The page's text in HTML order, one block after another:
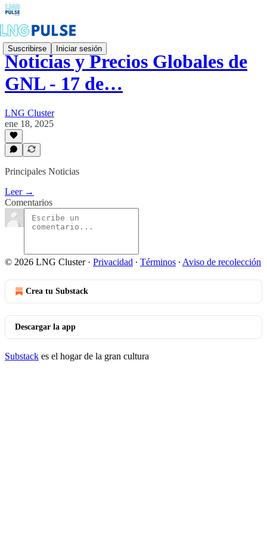
Suscribirse Iniciar sesión
Noticias y Precios Globales de
GNL - 17 de…
LNG Cluster
ene 18, 2025
Principales Noticias
Leer →
Comentarios
© 2026 LNG Cluster· Privacidad ∙ Términos ∙ Aviso de recolección
Crea tu Substack
Descargar la app
Substack es el hogar de la gran cultura